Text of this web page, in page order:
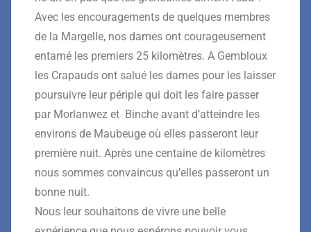
Avec les encouragements de quelques membres
de la Margelle, nos dames ont courageusement
entamé les premiers 25 kilomètres. A Gembloux
les Crapauds ont salué les dames pour les laisser
poursuivre leur périple qui doit les faire passer
par Morlanwez et Binche avant d’atteindre les
environs de Maubeuge où elles passeront leur
première nuit. Après une centaine de kilomètres
nous sommes convaincus qu’elles passeront un
bonne nuit.
Nous leur souhaitons de vivre une belle